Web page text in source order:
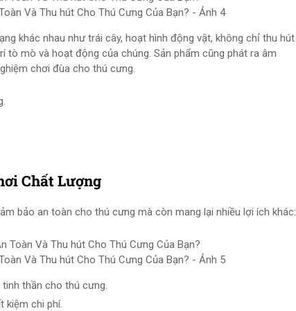
Và Thu hút Cho Thú Cưng Của Bạn? - Ảnh 4
khác nhau như trái cây, hoạt hình động vật, không chỉ thu hút
tò mò và hoạt động của chúng. Sản phẩm cũng phát ra âm
chơi đùa cho thú cưng.
Chất Lượng
bảo an toàn cho thú cưng mà còn mang lại nhiều lợi ích khác:
Và Thu hút Cho Thú Cưng Của Bạn? - Ảnh 5
thần cho thú cưng.
kiệm chi phí.